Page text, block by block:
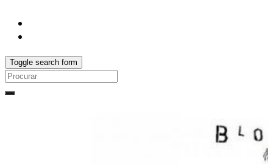
Toggle search form
Search